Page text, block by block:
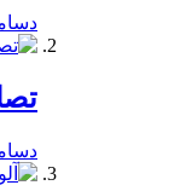
دسامبر
دسامبر